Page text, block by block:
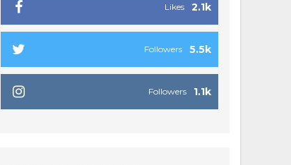
2.1k
Likes
5.5k
Followers
1.1k
Followers